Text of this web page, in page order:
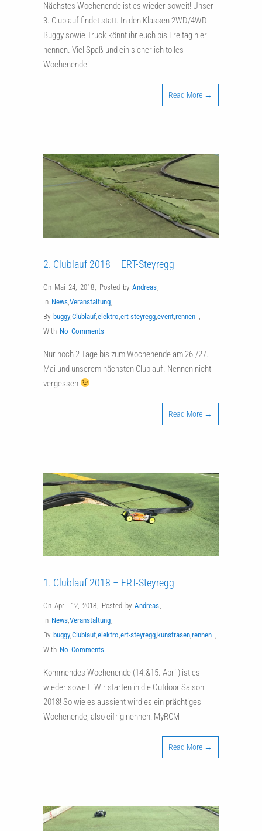
Nächstes Wochenende ist es wieder soweit! Unser
3. Clublauf findet statt. In den Klassen 2WD/4WD
Buggy sowie Truck könnt ihr euch bis Freitag hier
nennen. Viel Spaß und ein sicherlich tolles
Wochenende!
Read More →
2. Clublauf 2018 – ERT-Steyregg
On Mai 24, 2018 Posted by Andreas
In News Veranstaltung
By buggy Clublauf elektro ert-steyregg event rennen
With No Comments
Nur noch 2 Tage bis zum Wochenende am 26./27.
Mai und unserem nächsten Clublauf. Nennen nicht
vergessen
Read More →
1. Clublauf 2018 – ERT-Steyregg
On April 12, 2018 Posted by Andreas
In News Veranstaltung
By buggy Clublauf elektro ert-steyregg kunstrasen rennen
With No Comments
Kommendes Wochenende (14.&15. April) ist es
wieder soweit. Wir starten in die Outdoor Saison
2018! So wie es aussieht wird es ein prächtiges
Wochenende, also eifrig nennen: MyRCM
Read More →